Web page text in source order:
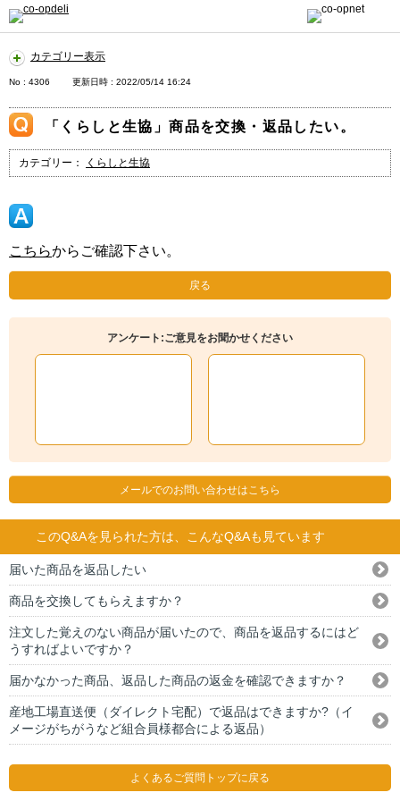
カテゴリー表示
No : 4306 更新日時 : 2022/05/14 16:24
「くらしと生協」商品を交換・返品したい。
カテゴリー： くらしと生協
こちらからご確認下さい。
戻る
アンケート:ご意見をお聞かせください
メールでのお問い合わせはこちら
このQ&Aを見られた方は、こんなQ&Aも見ています
届いた商品を返品したい
商品を交換してもらえますか？
注文した覚えのない商品が届いたので、商品を返品するにはど
うすればよいですか？
届かなかった商品、返品した商品の返金を確認できますか？
産地工場直送便（ダイレクト宅配）で返品はできますか?（イ
メージがちがうなど組合員様都合による返品）
よくあるご質問トップに戻る